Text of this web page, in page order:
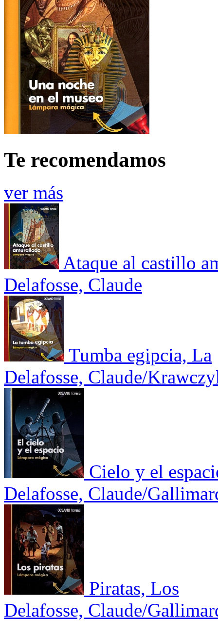
Te recomendamos
ver más
Ataque al castillo
Delafosse, Claude
Tumba egipcia, La
Delafosse, Claude/
Cielo y el
Delafosse, Claude/
Piratas, Los
Delafosse, Claude/